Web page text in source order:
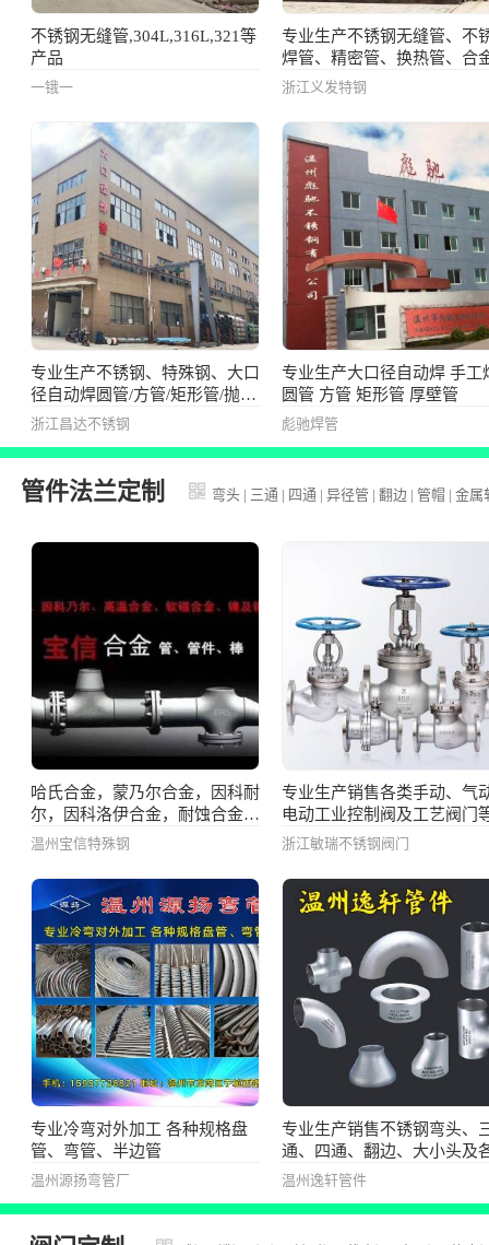
不锈钢无缝管,304L,316L,321等
产品
一锇一
专业生产不锈钢无缝管、不
焊管、精密管、换热管、合
浙江义发特钢
专业生产不锈钢、特殊钢、大口
径自动焊圆管/方管/矩形管/抛光
管
浙江昌达不锈钢
专业生产大口径自动焊 手工
圆管 方管 矩形管 厚壁管
彪驰焊管
管件法兰定制 弯头 | 三通 | 四通 | 异径管 | 翻边 | 管帽 | 金属
哈氏合金，蒙乃尔合金，因科耐
尔，因科洛伊合金，耐蚀合金，
高温合金，管，管件，锻件，
温州宝信特殊钢
专业生产销售各类手动、气
电动工业控制阀及工艺阀门
浙江敏瑞不锈钢阀门
专业冷弯对外加工 各种规格盘
管、弯管、半边管
温州源扬弯管厂
专业生产销售不锈钢弯头、
通、四通、翻边、大小头及
材质非标管道配件
温州逸轩管件